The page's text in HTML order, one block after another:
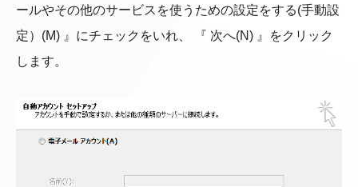
ールやその他のサービスを使うための設定をする(手動設
定）(M) 』にチェックをいれ、 『 次へ(N) 』をクリック
します。